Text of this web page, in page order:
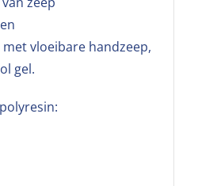
vloeibare handzeep,
gel.